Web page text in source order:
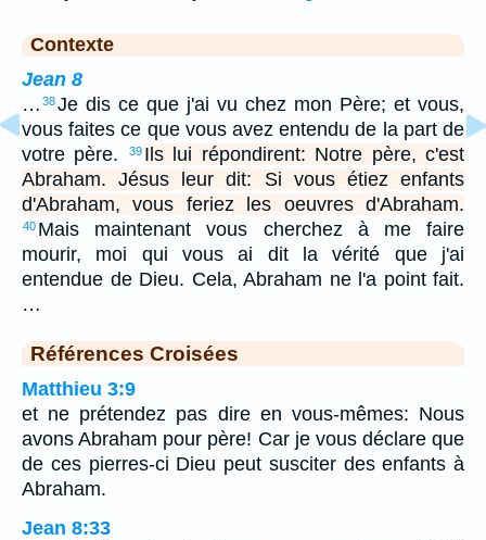
Contexte
Jean 8
… 38Je dis ce que j'ai vu chez mon Père; et vous,
vous faites ce que vous avez entendu de la part de
votre père.
39 Ils lui répondirent: Notre père, c'est
Abraham. Jésus leur dit: Si vous étiez enfants
d'Abraham, vous feriez les oeuvres d'Abraham.
40 Mais maintenant vous cherchez à me faire
mourir, moi qui vous ai dit la vérité que j'ai
entendue de Dieu. Cela, Abraham ne l'a point fait.
…
Références Croisées
Matthieu 3:9
et ne prétendez pas dire en vous-mêmes: Nous
avons Abraham pour père! Car je vous déclare que
de ces pierres-ci Dieu peut susciter des enfants à
Abraham.
Jean 8:33